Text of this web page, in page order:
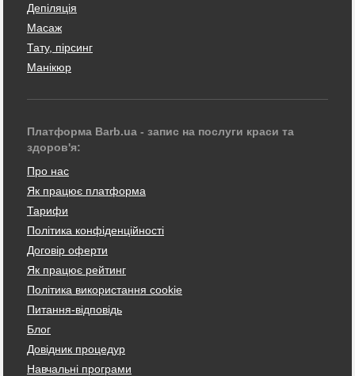
Депіляція
Масаж
Тату, пірсинг
Манікюр
Платформа Barb.ua - запис на послуги краси та
здоров'я:
Про нас
Як працює платформа
Тарифи
Політика конфіденційності
Договір оферти
Як працює рейтинг
Політика використання cookie
Питання-відповідь
Блог
Довідник процедур
Навчальні програми